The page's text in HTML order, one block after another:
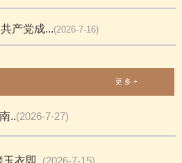
产党成...(2026-7-16)
更 多 +
..(2026-7-27)
衣即..(2026-7-15)